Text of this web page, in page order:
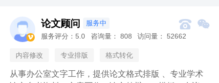

论文顾问 服务中  
服务评分： 5.0 咨询量： 808 访问量： 52662
内容修改 专业排版 格式转化
从事办公室文字工作，提供论文格式排版 、专业学术